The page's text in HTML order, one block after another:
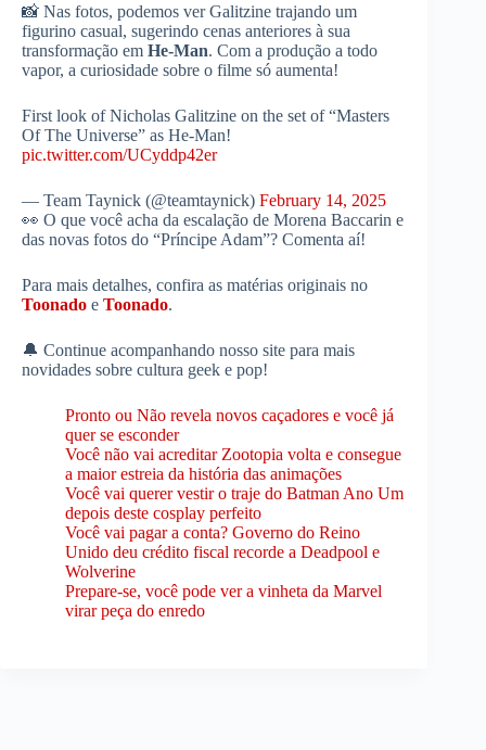
📸 Nas fotos, podemos ver Galitzine trajando um
figurino casual, sugerindo cenas anteriores à sua
transformação em He-Man. Com a produção a todo
vapor, a curiosidade sobre o filme só aumenta!
First look of Nicholas Galitzine on the set of “Masters
Of The Universe” as He-Man!
pic.twitter.com/UCyddp42er
— Team Taynick (@teamtaynick) February 14, 2025
👀 O que você acha da escalação de Morena Baccarin e
das novas fotos do “Príncipe Adam”? Comenta aí!
Para mais detalhes, confira as matérias originais no
Toonado e Toonado.
🔔 Continue acompanhando nosso site para mais
novidades sobre cultura geek e pop!
Pronto ou Não revela novos caçadores e você já
quer se esconder
Você não vai acreditar Zootopia volta e consegue
a maior estreia da história das animações
Você vai querer vestir o traje do Batman Ano Um
depois deste cosplay perfeito
Você vai pagar a conta? Governo do Reino
Unido deu crédito fiscal recorde a Deadpool e
Wolverine
Prepare-se, você pode ver a vinheta da Marvel
virar peça do enredo